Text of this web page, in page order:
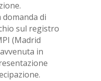
di
sul registro
(Madrid
in